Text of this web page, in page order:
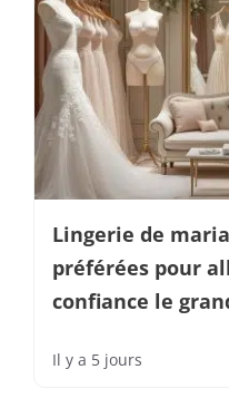
Lingerie de
préférées pour
confiance le
Il y a 5 jours